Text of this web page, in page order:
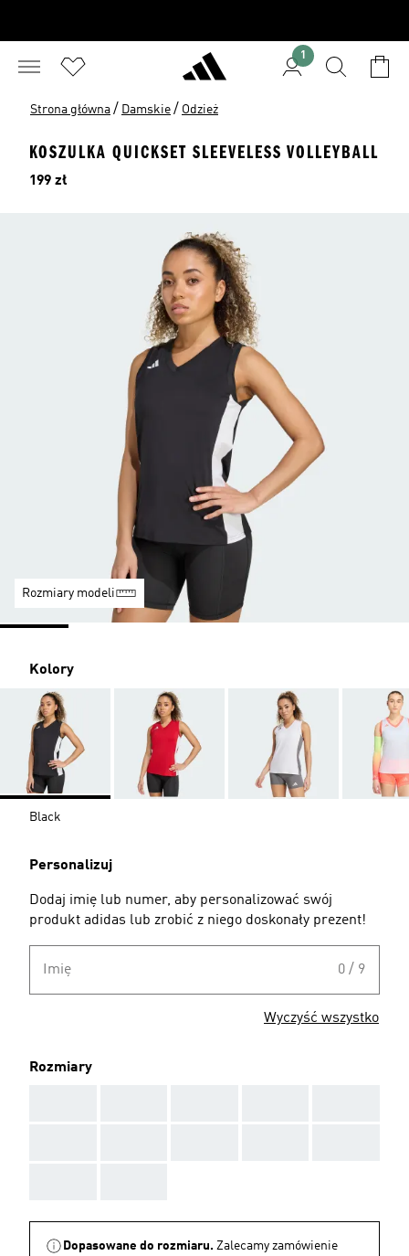
1
Strona główna / Damskie / Odzież
KOSZULKA QUICKSET SLEEVELESS VOLLEYBALL
Cena
199 zł
Rozmiary modeli
Kolory
Black
Personalizuj
Dodaj imię lub numer, aby personalizować swój
produkt adidas lub zrobić z niego doskonały prezent!
Imię 0 / 9
Wyczyść wszystko
Rozmiary
Dopasowane do rozmiaru. Zalecamy zamówienie